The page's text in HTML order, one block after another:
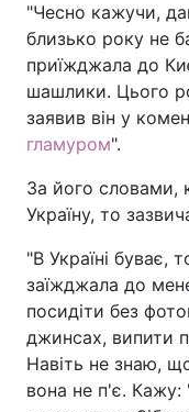
"Чесно кажучи,
близько року не
приїжджала до
шашлики. Цього
заявив він у
гламуром".
За його словами,
Україну, то
"В Україні буває,
заїжджала до
посидіти без
джинсах, випити
Навіть не знаю,
вона не п'є. Кажу: